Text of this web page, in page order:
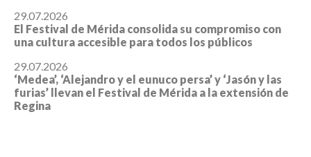
29.07.2026
El Festival de Mérida consolida su compromiso con
una cultura accesible para todos los públicos
29.07.2026
‘Medea’, ‘Alejandro y el eunuco persa’ y ‘Jasón y las
furias’ llevan el Festival de Mérida a la extensión de
Regina